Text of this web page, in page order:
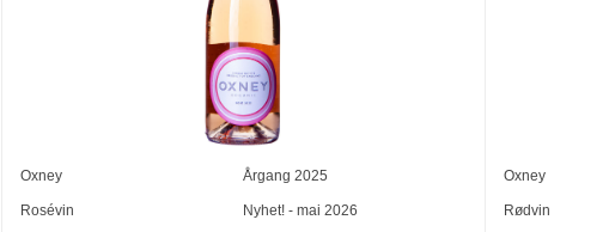
Oxney Årgang2025
Rosévin Nyhet! - mai 2026
Oxney
Rødvin